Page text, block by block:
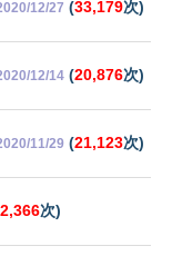
12/27 (33,179次)
12/14 (20,876次)
11/29 (21,123次)
次)